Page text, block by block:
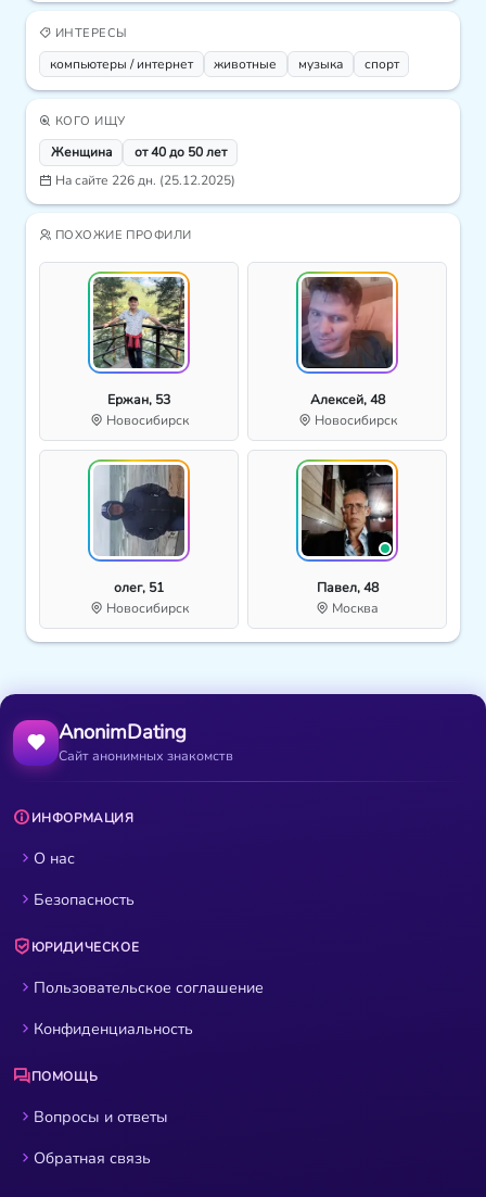
ИНТЕРЕСЫ
компьютеры / интернет животные музыка спорт
КОГО ИЩУ
Женщина
от 40 до 50 лет
На сайте 226 дн. (25.12.2025)
ПОХОЖИЕ ПРОФИЛИ
Ержан, 53
Новосибирск
Алексей, 48
Новосибирск
олег, 51
Новосибирск
Павел, 48
Москва
AnonimDating
Сайт анонимных знакомств
ИНФОРМАЦИЯ
О нас
Безопасность
ЮРИДИЧЕСКОЕ
Пользовательское соглашение
Конфиденциальность
ПОМОЩЬ
Вопросы и ответы
Обратная связь